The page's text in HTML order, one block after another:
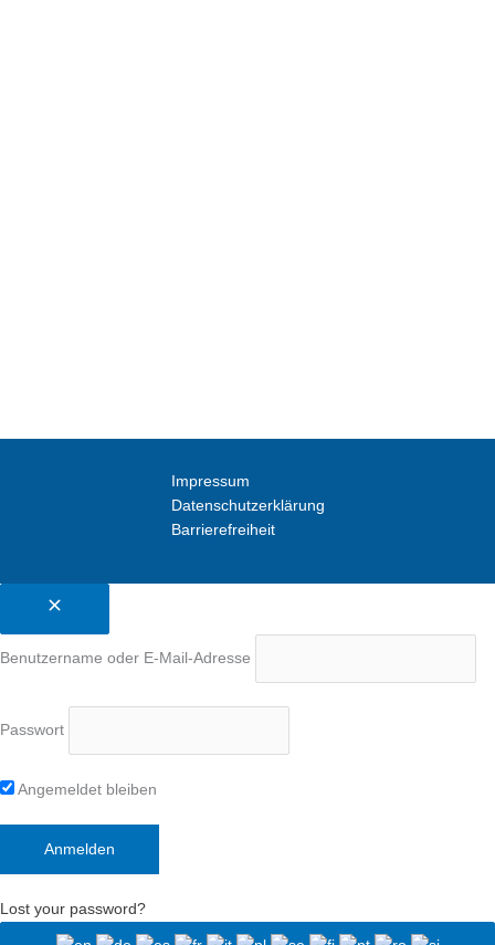
Impressum
Datenschutzerklärung
Barrierefreiheit
Benutzername oder E-Mail-Adresse
Passwort
Angemeldet bleiben
Lost your password?